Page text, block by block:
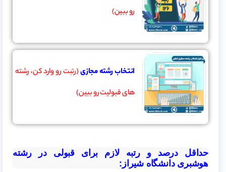
رو ببین)
انتخاب رشته مجازی(رتبت رو وارد کن، رشته
های قبولیت رو ببین)
حداقل درصد و رتبه لازم برای قبولی در رشته
هوشبری دانشگاه شیراز: